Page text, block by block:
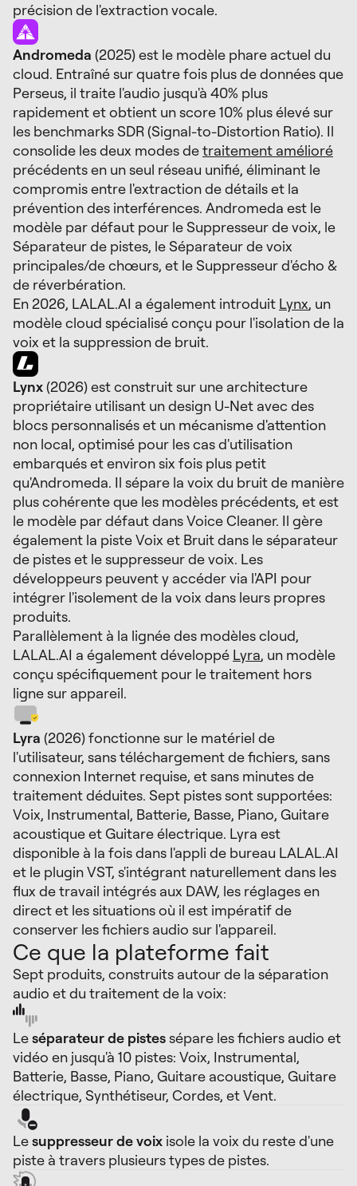
précision de l'extraction vocale.
Andromeda (2025) est le modèle phare actuel du
cloud. Entraîné sur quatre fois plus de données que
Perseus, il traite l'audio jusqu'à 40% plus
rapidement et obtient un score 10% plus élevé sur
les benchmarks SDR (Signal-to-Distortion Ratio). Il
consolide les deux modes detraitement amélioré
précédents en un seul réseau unifié, éliminant le
compromis entre l'extraction de détails et la
prévention des interférences. Andromeda est le
modèle par défaut pour le Suppresseur de voix, le
Séparateur de pistes, le Séparateur de voix
principales/de chœurs, et le Suppresseur d'écho &
de réverbération.
En 2026, LALAL.AI a également introduit Lynx, un
modèle cloud spécialisé conçu pour l'isolation de la
voix et la suppression de bruit.
Lynx(2026) est construit sur une architecture
propriétaire utilisant un design U-Net avec des
blocs personnalisés et un mécanisme d'attention
non local, optimisé pour les cas d'utilisation
embarqués et environ six fois plus petit
qu'Andromeda. Il sépare la voix du bruit de manière
plus cohérente que les modèles précédents, et est
le modèle par défaut dans Voice Cleaner. Il gère
également la piste Voix et Bruit dans le séparateur
de pistes et le suppresseur de voix. Les
développeurs peuvent y accéder via l'API pour
intégrer l'isolement de la voix dans leurs propres
produits.
Parallèlement à la lignée des modèles cloud,
LALAL.AI a également développé Lyra, un modèle
conçu spécifiquement pour le traitement hors
ligne sur appareil.
Lyra (2026) fonctionne sur le matériel de
l'utilisateur, sans téléchargement de fichiers, sans
connexion Internet requise, et sans minutes de
traitement déduites. Sept pistes sont supportées:
Voix, Instrumental, Batterie, Basse, Piano, Guitare
acoustique et Guitare électrique. Lyra est
disponible à la fois dans l'appli de bureau LALAL.AI
et le plugin VST, s'intégrant naturellement dans les
flux de travail intégrés aux DAW, les réglages en
direct et les situations où il est impératif de
conserver les fichiers audio sur l'appareil.
Ce que la plateforme fait
Sept produits, construits autour de la séparation
audio et du traitement de la voix:
Leséparateur de pistessépare les fichiers audio et
vidéo en jusqu'à 10 pistes: Voix, Instrumental,
Batterie, Basse, Piano, Guitare acoustique, Guitare
électrique, Synthétiseur, Cordes, et Vent.
Lesuppresseur de voix isole la voix du reste d'une
piste à travers plusieurs types de pistes.